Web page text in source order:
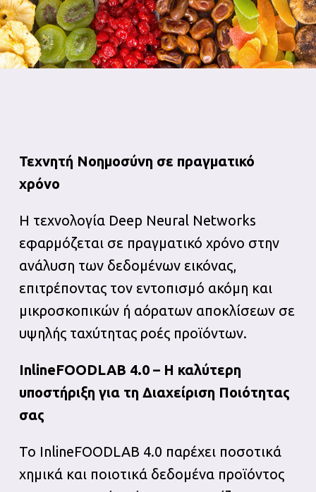
Τεχνητή Νοημοσύνη σε πραγματικό
χρόνο
Η τεχνολογία Deep Neural Networks
εφαρμόζεται σε πραγματικό χρόνο στην
ανάλυση των δεδομένων εικόνας,
επιτρέποντας τον εντοπισμό ακόμη και
μικροσκοπικών ή αόρατων αποκλίσεων σε
υψηλής ταχύτητας ροές προϊόντων.
InlineFOODLAB 4.0 – Η καλύτερη
υποστήριξη για τη Διαχείριση Ποιότητας
σας
Το InlineFOODLAB 4.0 παρέχει ποσοτικά
χημικά και ποιοτικά δεδομένα προϊόντος